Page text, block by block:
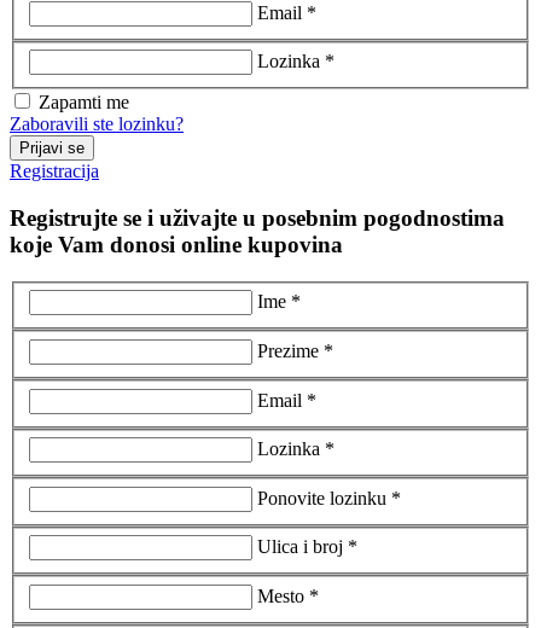
Email *
Lozinka *
Zapamti me
Zaboravili ste lozinku?
Prijavi se
Registracija
Registrujte se i uživajte u posebnim pogodnostima
koje Vam donosi online kupovina
Ime *
Prezime *
Email *
Lozinka *
Ponovite lozinku *
Ulica i broj *
Mesto *